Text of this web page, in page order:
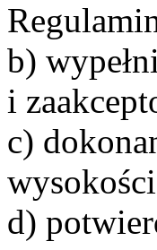
b)
i
c)
d)